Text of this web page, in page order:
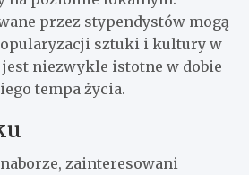
przez stypendystów mogą
sztuki i kultury w
jest niezwykle istotne w dobie
tempa życia.
zainteresowani